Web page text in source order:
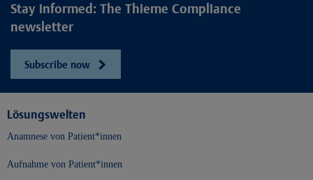
Stay informed: The Thieme Compliance
newsletter
Subscribe now
Lösungswelten
Anamnese von Patient*innen
Aufnahme von Patient*innen